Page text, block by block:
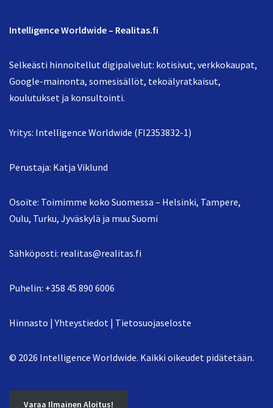
Intelligence Worldwide – Realitas.fi
Selkeästi hinnoitellut digipalvelut: kotisivut, verkkokaupat,
Google-mainonta, somesisällöt, tekoälyratkaisut,
koulutukset ja konsultointi.
Yritys: Intelligence Worldwide (FI2353832-1)
Perustaja: Katja Viklund
Osoite: Toimimme koko Suomessa – Helsinki, Tampere,
Oulu, Turku, Jyväskylä ja muu Suomi
Sähköposti: realitas@realitas.fi
Puhelin: +358 45 890 6006
Hinnasto |Yhteystiedot | Tietosuojaseloste
© 2026 Intelligence Worldwide. Kaikki oikeudet pidätetään.
Varaa Ilmainen Aloitus!